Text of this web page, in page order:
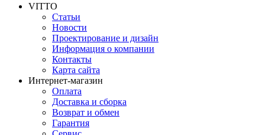
VITTO
Статьи
Новости
Проектирование и дизайн
Информация о компании
Контакты
Карта сайта
Интернет-магазин
Оплата
Доставка и сборка
Возврат и обмен
Гарантия